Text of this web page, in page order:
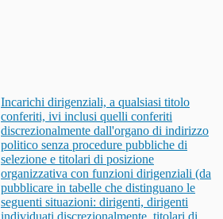
Incarichi dirigenziali, a qualsiasi titolo
conferiti, ivi inclusi quelli conferiti
discrezionalmente dall'organo di indirizzo
politico senza procedure pubbliche di
selezione e titolari di posizione
organizzativa con funzioni dirigenziali (da
pubblicare in tabelle che distinguano le
seguenti situazioni: dirigenti, dirigenti